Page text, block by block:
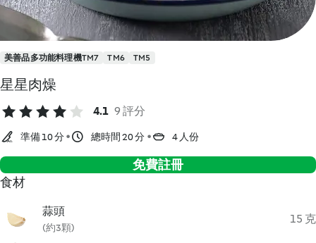
美善品多功能料理機TM7 TM6 TM5
星星肉燥
4.1 9 評分
準備 10 分 總時間 20 分 4 人份
免費註冊
食材
蒜頭
(約3顆)
15 克